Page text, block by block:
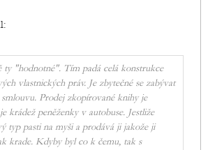
ty "hodnotné". Tím padá celá konstrukce
vlastnických práv. Je zbytečné se zabývat
Prodej zkopírované knihy je
krádež peněženky v autobuse. Jestliže
typ pasti na myši a prodává ji jakože ji
krade. Kdyby byl co k čemu, tak s